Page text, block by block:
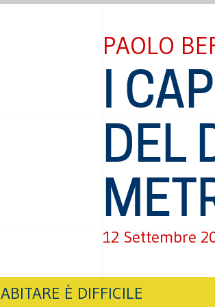
PAOLO
I
DEL
12 Settembre
ABITARE È DIFFICILE